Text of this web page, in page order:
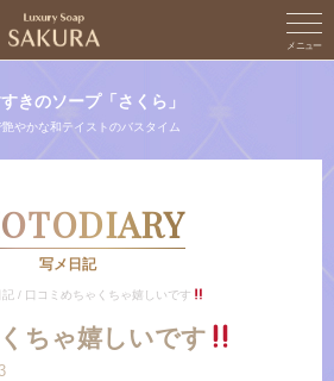
きのソープ「さくら」
艶やかな和テイストのバスタイム
写メ日記
/ 口コミめちゃくちゃ嬉しいです
ちゃ嬉しいです